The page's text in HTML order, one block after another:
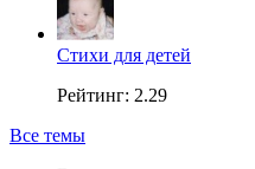
Стихи для детей
Рейтинг: 2.29
Все темы